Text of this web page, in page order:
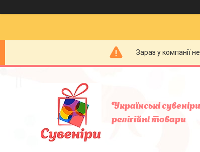
Зараз у компанії
Українські
релігійнi товари